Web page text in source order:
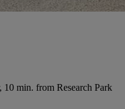
min. from Research Park